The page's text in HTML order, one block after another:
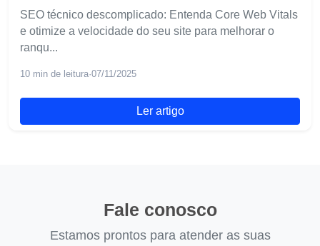
SEO técnico descomplicado: Entenda Core Web Vitals
e otimize a velocidade do seu site para melhorar o
ranqu...
10 min de leitura·07/11/2025
Ler artigo
Fale conosco
Estamos prontos para atender as suas